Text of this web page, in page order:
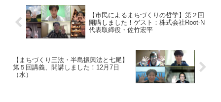
【市民によるまちづくりの哲学】第２回
開講しました！ゲスト：株式会社Root-N
代表取締役・佐竹宏平
【まちづくり三法・半島振興法と七尾】
第５回講義、開講しました！12月7日
（水）